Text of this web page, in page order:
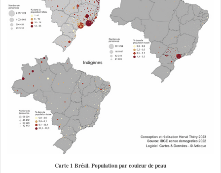
Carte 1 Brésil. Population par couleur de peau